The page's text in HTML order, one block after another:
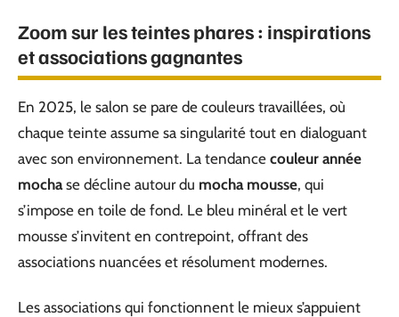
Zoom sur les teintes phares : inspirations
et associations gagnantes
En 2025, le salon se pare de couleurs travaillées, où
chaque teinte assume sa singularité tout en dialoguant
avec son environnement. La tendance couleur année
mochase décline autour du mocha mousse, qui
s’impose en toile de fond. Le bleu minéral et le vert
mousse s’invitent en contrepoint, offrant des
associations nuancées et résolument modernes.
Les associations qui fonctionnent le mieux s’appuient